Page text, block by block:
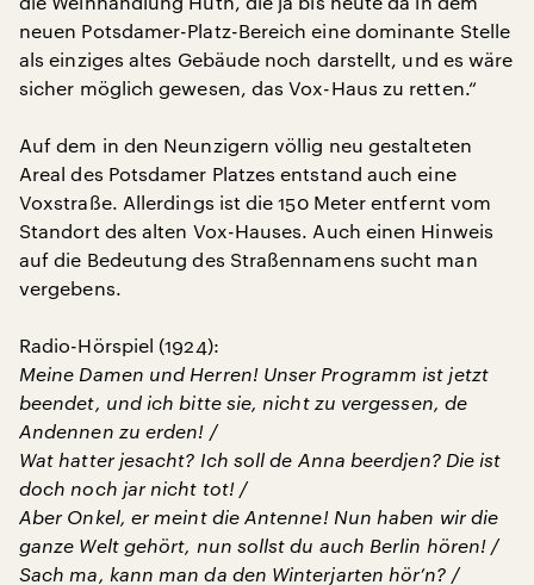
neuen Potsdamer-Platz-Bereich eine dominante Stelle
als einziges altes Gebäude noch darstellt, und es wäre
sicher möglich gewesen, das Vox-Haus zu retten.“
Auf dem in den Neunzigern völlig neu gestalteten
Areal des Potsdamer Platzes entstand auch eine
Voxstraße. Allerdings ist die 150 Meter entfernt vom
Standort des alten Vox-Hauses. Auch einen Hinweis
auf die Bedeutung des Straßennamens sucht man
vergebens.
Radio-Hörspiel (1924):
Meine Damen und Herren! Unser Programm ist jetzt
beendet, und ich bitte sie, nicht zu vergessen, de
Andennen zu erden! /
Wat hatter jesacht? Ich soll de Anna beerdjen? Die ist
doch noch jar nicht tot! /
Aber Onkel, er meint die Antenne! Nun haben wir die
ganze Welt gehört, nun sollst du auch Berlin hören! /
Sach ma, kann man da den Winterjarten hör’n? /